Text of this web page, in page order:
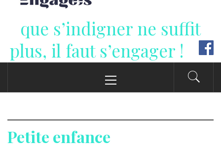
que s’indigner ne suffit
plus, il faut s’engager !
principal
Petite enfance